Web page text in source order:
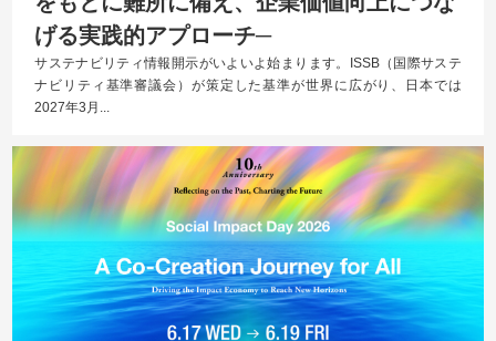
げる実践的アプローチ─
サステナビリティ情報開示がいよいよ始まります。ISSB（国際サステ
ナビリティ基準審議会）が策定した基準が世界に広がり、日本では
2027年3月...